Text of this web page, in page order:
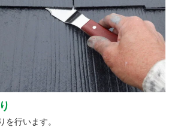
を行います。